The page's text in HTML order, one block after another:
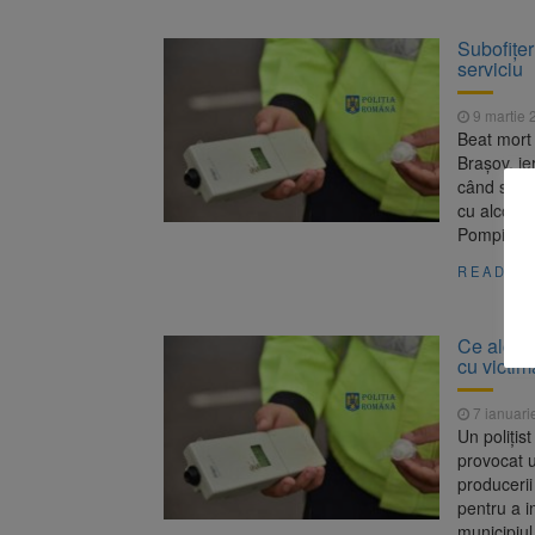
serviciu
9 martie
Beat
Brașov,
când s-a
cu alcool
Pompieri
READ
Ce
cu
7
Un
provocat
pentru a